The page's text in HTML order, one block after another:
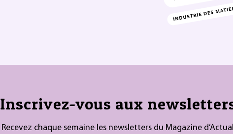
Inscrivez-vous aux
Recevez chaque semaine les newsletters du Magazine